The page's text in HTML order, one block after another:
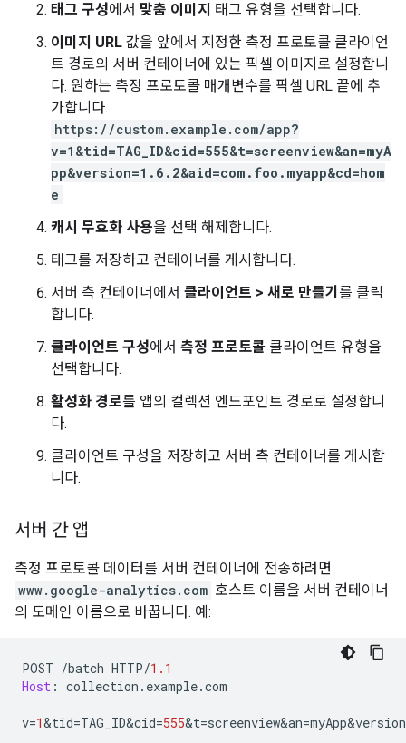
태그 구성에서 맞춤 이미지 태그 유형을 선택합니다.
이미지 URL 값을 앞에서 지정한 측정 프로토콜 클라이언
트 경로의 서버 컨테이너에 있는 픽셀 이미지로 설정합니
다. 원하는 측정 프로토콜 매개변수를 픽셀 URL 끝에 추
가합니다.
https://custom.example.com/app?
v=1&tid=TAG_ID&cid=555&t=screenview&an=myA
pp&version=1.6.2&aid=com.foo.myapp&cd=hom
e
캐시 무효화 사용을 선택 해제합니다.
태그를 저장하고 컨테이너를 게시합니다.
서버 측 컨테이너에서 클라이언트 > 새로 만들기 를 클릭
합니다.
클라이언트 구성에서 측정 프로토콜 클라이언트 유형을
선택합니다.
활성화 경로를 앱의 컬렉션 엔드포인트 경로로 설정합니
다.
클라이언트 구성을 저장하고 서버 측 컨테이너를 게시합
니다.
서버 간 앱
측정 프로토콜 데이터를 서버 컨테이너에 전송하려면
www.google-analytics.com 호스트 이름을 서버 컨테이너
의 도메인 이름으로 바꿉니다. 예:
POST /batch HTTP/1.1
Host : collection . example.com
v=1&tid=TAG_ID&cid=555&t=screenview&an=myApp&version